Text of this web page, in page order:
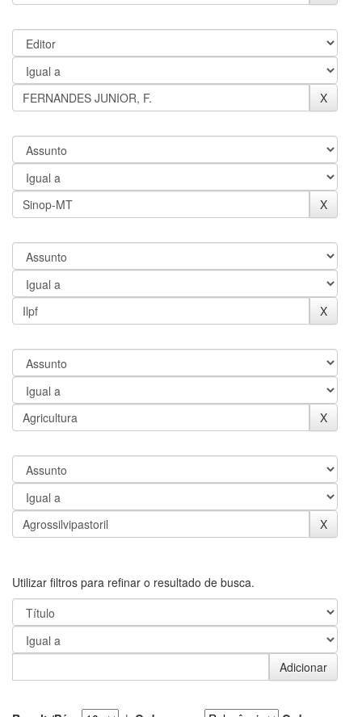
Utilizar filtros para refinar o resultado de busca.